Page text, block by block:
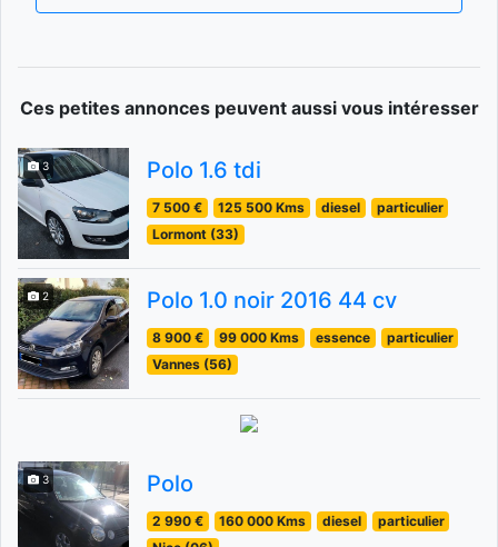
Ces petites annonces peuvent aussi vous intéresser
3 Polo 1.6 tdi
7 500 € 125 500 Kms diesel
particulier
Lormont (33)
2 Polo 1.0 noir 2016 44 cv
8 900 € 99 000 Kms essence
particulier
Vannes (56)
3 Polo
2 990 € 160 000 Kms diesel
particulier